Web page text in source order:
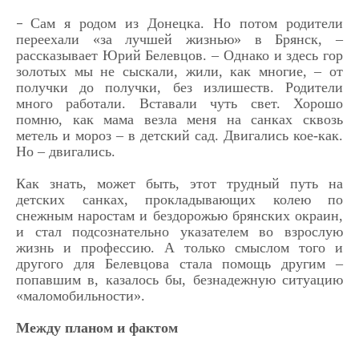
– Сам я родом из Донецка. Но потом родители
переехали «за лучшей жизнью» в Брянск, –
рассказывает Юрий Белевцов. – Однако и здесь гор
золотых мы не сыскали, жили, как многие, – от
получки до получки, без излишеств. Родители
много работали. Вставали чуть свет. Хорошо
помню, как мама везла меня на санках сквозь
метель и мороз – в детский сад. Двигались кое-как.
Но – двигались.
Как знать, может быть, этот трудный путь на
детских санках, прокладывающих колею по
снежным наростам и бездорожью брянских окраин,
и стал подсознательно указателем во взрослую
жизнь и профессию. А только смыслом того и
другого для Белевцова стала помощь другим –
попавшим в, казалось бы, безнадежную ситуацию
«маломобильности».
Между планом и фактом